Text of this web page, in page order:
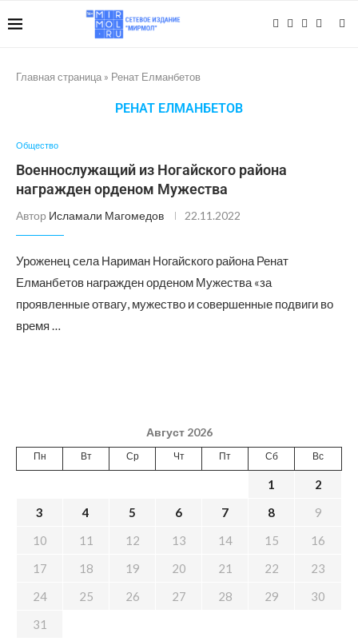
Главная страница » Ренат Елманбетов
РЕНАТ ЕЛМАНБЕТОВ
Общество
Военнослужащий из Ногайского района
награжден орденом Мужества
Автор Исламали Магомедов 22.11.2022
Уроженец села Нариман Ногайского района Ренат
Елманбетов награжден орденом Мужества «за
проявленные отвагу, мужество и совершенные подвиги во
время …
Август 2026
Пн Вт Ср Чт Пт Сб Вс
1
2
3
4 5 6 7 8
9
10
11 12 13 14 15
16
17
18 19 20 21 22
23
24
25 26 27 28 29
30
31